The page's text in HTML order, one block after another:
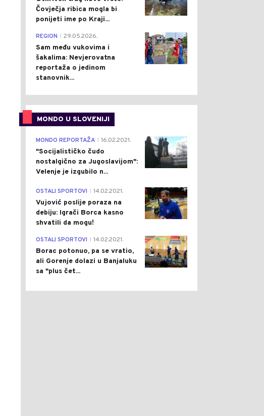
Čovječja ribica mogla bi
ponijeti ime po Kraji...
0
REGION 29.05.2026.
Sam među vukovima i
šakalima: Nevjerovatna
reportaža o jedinom
stanovnik...
MONDO U SLOVENIJI
4
MONDO REPORTAŽA 16.02.2021.
"Socijalističko čudo
nostalgično za Jugoslavijom":
Velenje je izgubilo n...
1
OSTALI SPORTOVI 14.02.2021.
Vujović poslije poraza na
debiju: Igrači Borca kasno
shvatili da mogu!
3
OSTALI SPORTOVI 14.02.2021.
Borac potonuo, pa se vratio,
ali Gorenje dolazi u Banjaluku
sa "plus čet...